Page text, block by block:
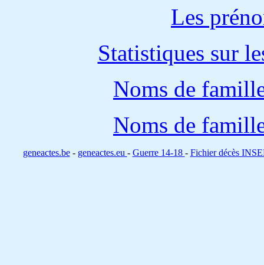
Les
Statistiques sur
Noms de
Noms de
geneactes.be- geneactes.eu - Guerre 14-18 - Fichier décès